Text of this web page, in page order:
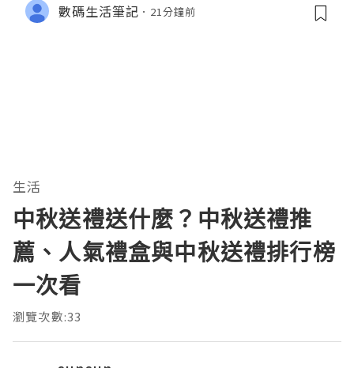
數碼生活筆記 21分鐘前
生活
中秋送禮送什麼？中秋送禮推
薦、人氣禮盒與中秋送禮排行榜
一次看
瀏覽次數:33